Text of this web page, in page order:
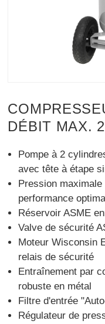
DÉBIT MAX.
Pompe à 2
avec tête à étape
Pression maximale
performance
Réservoir ASME
Valve de sécurité
Moteur Wisconsin
relais de sécurité
Entraînement par
robuste en métal
Filtre d'entrée
Régulateur de